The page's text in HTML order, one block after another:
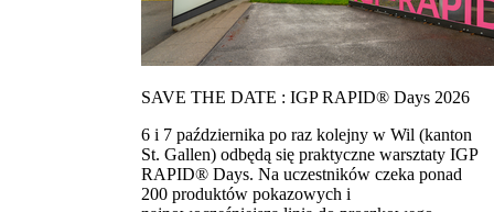
SAVE THE DATE : IGP RAPID® Days 2026
6 i 7 października po raz kolejny w Wil (kanton
St. Gallen) odbędą się praktyczne warsztaty IGP
RAPID® Days. Na uczestników czeka ponad
200 produktów pokazowych i